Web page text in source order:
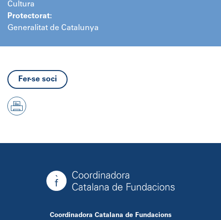
Cultura
Protectorat:
Generalitat de Catalunya
Fer-se soci
Coordinadora Catalana de Fundacions